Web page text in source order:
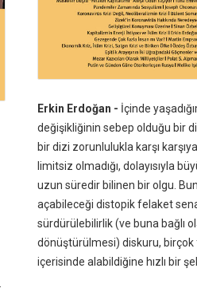
Erkin Erdoğan - İçinde
değişikliğinin sebep olduğu bir
bir dizi zorunlulukla karşı
limitsiz olmadığı, dolayısıyla
uzun süredir bilinen bir olgu.
açabileceği distopik felaket
sürdürülebilirlik (ve buna bağlı
dönüştürülmesi) diskuru, birçok
içerisinde alabildiğine hızlı bir